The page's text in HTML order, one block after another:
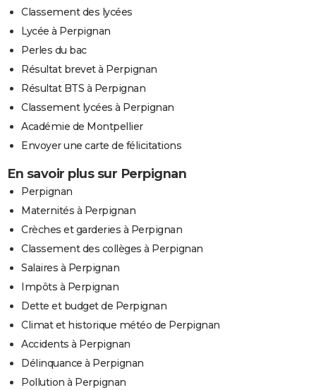
Classement des lycées
Lycée à Perpignan
Perles du bac
Résultat brevet à Perpignan
Résultat BTS à Perpignan
Classement lycées à Perpignan
Académie de Montpellier
Envoyer une carte de félicitations
En savoir plus sur Perpignan
Perpignan
Maternités à Perpignan
Crèches et garderies à Perpignan
Classement des collèges à Perpignan
Salaires à Perpignan
Impôts à Perpignan
Dette et budget de Perpignan
Climat et historique météo de Perpignan
Accidents à Perpignan
Délinquance à Perpignan
Pollution à Perpignan